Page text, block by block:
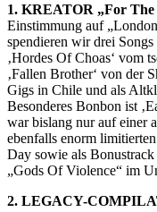
1. KREATOR „For The
Einstimmung auf
spendieren wir drei
‚Hordes Of Choas‘ vom
‚Fallen Brother‘ von der
Gigs in Chile und als
Besonderes Bonbon ist
war bislang nur auf einer
ebenfalls enorm
Day sowie als Bonustrack
„Gods Of Violence“ im
2. LEGACY-